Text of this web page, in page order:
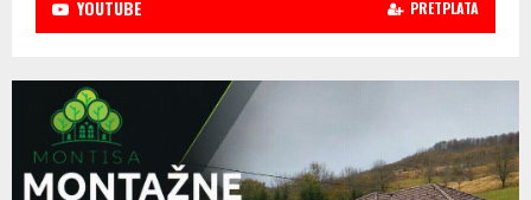
YOUTUBE PRETPLATA